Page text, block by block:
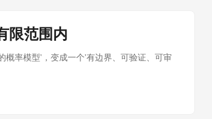
问题的广泛关注。适合前端开发者和 AI 编程
最大版本跳跃 🔥 推荐指数: 9/10 📌 OpenCV
支持 🔗 https://opencv.org/opencv-5/ 💡
写的 DNN 模块支持更快的深度学习推理；原
限范围内
概率模型'，变成一个'有边界、可验证、可审